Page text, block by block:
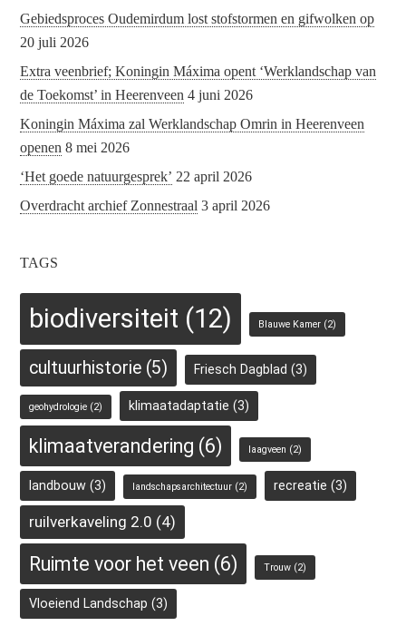
Gebiedsproces Oudemirdum lost stofstormen en gifwolken op
20 juli 2026
Extra veenbrief; Koningin Máxima opent ‘Werklandschap van
de Toekomst’ in Heerenveen 4 juni 2026
Koningin Máxima zal Werklandschap Omrin in Heerenveen
openen 8 mei 2026
‘Het goede natuurgesprek’ 22 april 2026
Overdracht archief Zonnestraal 3 april 2026
TAGS
biodiversiteit (12) Blauwe Kamer (2)
cultuurhistorie (5) Friesch Dagblad (3)
geohydrologie (2) klimaatadaptatie (3)
klimaatverandering (6) laagveen (2)
landbouw (3) landschapsarchitectuur (2) recreatie (3)
ruilverkaveling 2.0 (4)
Ruimte voor het veen (6) Trouw (2)
Vloeiend Landschap (3)